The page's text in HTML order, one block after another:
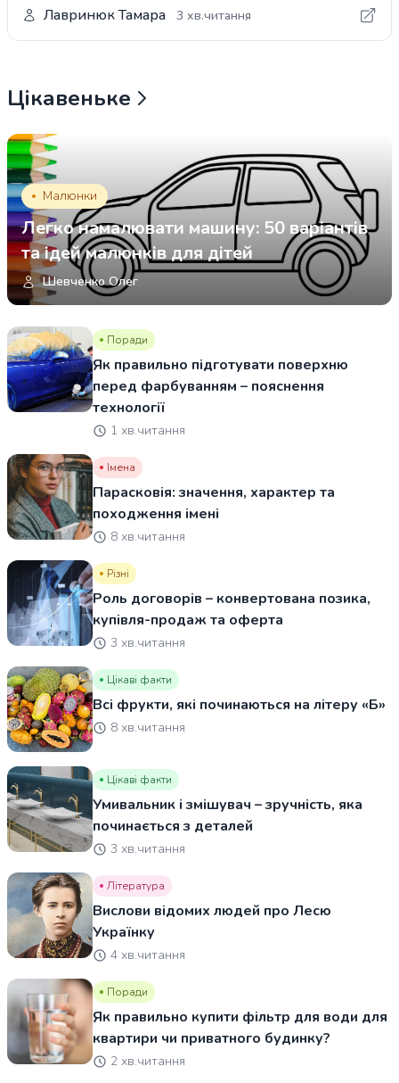
Лавринюк Тамара 3 хв.читання
Цікавеньке
Малюнки
Легко намалювати машину: 50 варіантів
та ідей малюнків для дітей
Шевченко Олег
Поради
Як правильно підготувати поверхню
перед фарбуванням – пояснення
технології
1 хв.читання
Імена
Парасковія: значення, характер та
походження імені
8 хв.читання
Різні
Роль договорів – конвертована позика,
купівля-продаж та оферта
3 хв.читання
Цікаві факти
Всі фрукти, які починаються на літеру «Б»
8 хв.читання
Цікаві факти
Умивальник і змішувач – зручність, яка
починається з деталей
3 хв.читання
Література
Вислови відомих людей про Лесю
Українку
4 хв.читання
Поради
Як правильно купити фільтр для води для
квартири чи приватного будинку?
2 хв.читання